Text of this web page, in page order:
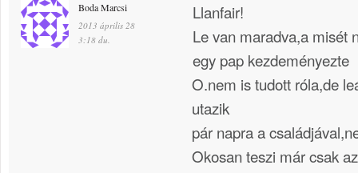
Boda Marcsi
2013 április 28
3:18 du.
Llanfair!
Le van maradva,a misét
egy pap kezdeményezte
O.nem is tudott róla,de
utazik
pár napra a
Okosan teszi már csak